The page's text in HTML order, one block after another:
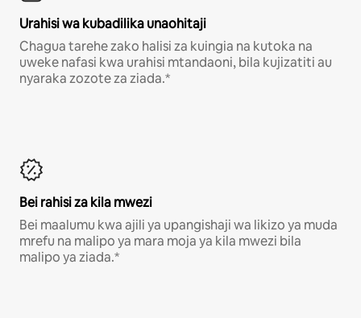
Urahisi wa kubadilika unaohitaji
Chagua tarehe zako halisi za kuingia na kutoka na
uweke nafasi kwa urahisi mtandaoni, bila kujizatiti au
nyaraka zozote za ziada.*
Bei rahisi za kila mwezi
Bei maalumu kwa ajili ya upangishaji wa likizo ya muda
mrefu na malipo ya mara moja ya kila mwezi bila
malipo ya ziada.*